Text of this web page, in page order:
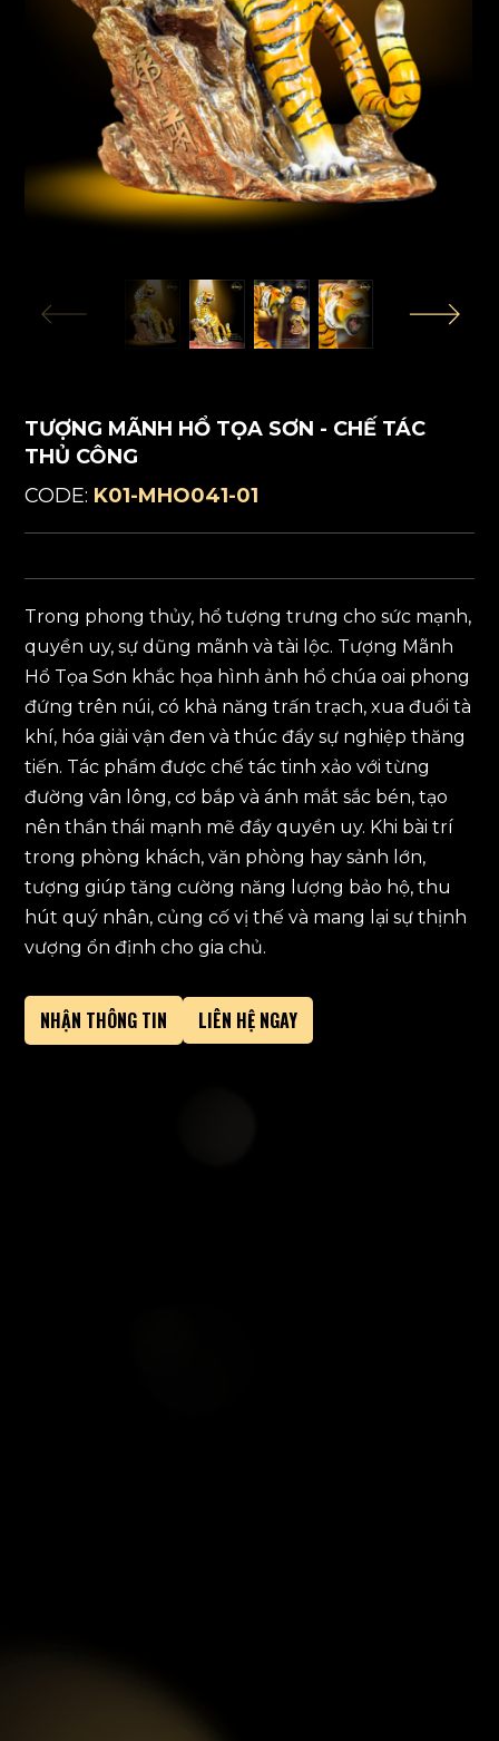
TƯỢNG MÃNH HỔ TỌA SƠN - CHẾ TÁC
THỦ CÔNG
CODE: K01-MHO041-01
Trong phong thủy, hổ tượng trưng cho sức mạnh,
quyền uy, sự dũng mãnh và tài lộc. Tượng Mãnh
Hổ Tọa Sơn khắc họa hình ảnh hổ chúa oai phong
đứng trên núi, có khả năng trấn trạch, xua đuổi tà
khí, hóa giải vận đen và thúc đẩy sự nghiệp thăng
tiến. Tác phẩm được chế tác tinh xảo với từng
đường vân lông, cơ bắp và ánh mắt sắc bén, tạo
nên thần thái mạnh mẽ đầy quyền uy. Khi bài trí
trong phòng khách, văn phòng hay sảnh lớn,
tượng giúp tăng cường năng lượng bảo hộ, thu
hút quý nhân, củng cố vị thế và mang lại sự thịnh
vượng ổn định cho gia chủ.
NHẬN THÔNG TIN LIÊN HỆ NGAY